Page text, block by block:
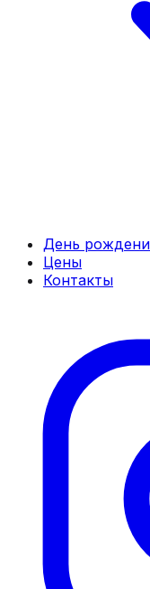
День
Цены
Контакты